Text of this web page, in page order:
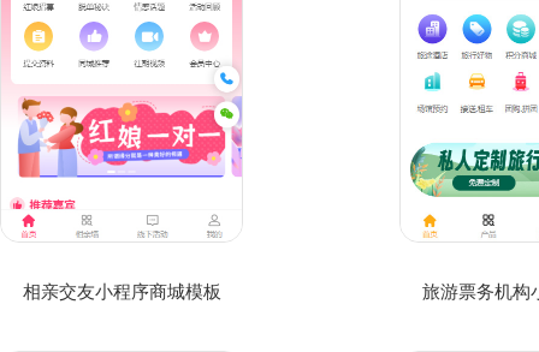
相亲交友小程序商城模板 旅游票务机构